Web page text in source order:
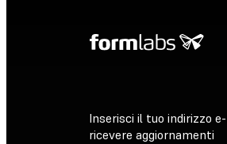
Inserisci il tuo indirizzo
ricevere aggiornamenti